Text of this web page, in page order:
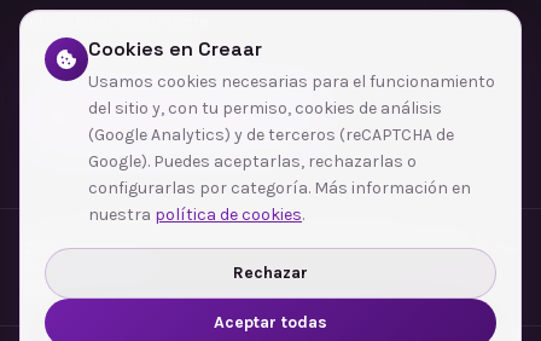
info@dependalium.com
Mataró (Barcelona)
Déjanos tu reseña en Google
Zonas de cobertura·Barcelona·L'Hospitalet de Llobregat·Terrassa·Badalona
Sabadell
Santa Coloma de Gramenet
Ver todas las zonas →
Cookies en Creaar
Usamos cookies necesarias para el funcionamiento
del sitio y, con tu permiso, cookies de análisis
(Google Analytics) y de terceros (reCAPTCHA de
Google). Puedes aceptarlas, rechazarlas o
configurarlas por categoría. Más información en
nuestra política de cookies.
Rechazar
Aceptar todas